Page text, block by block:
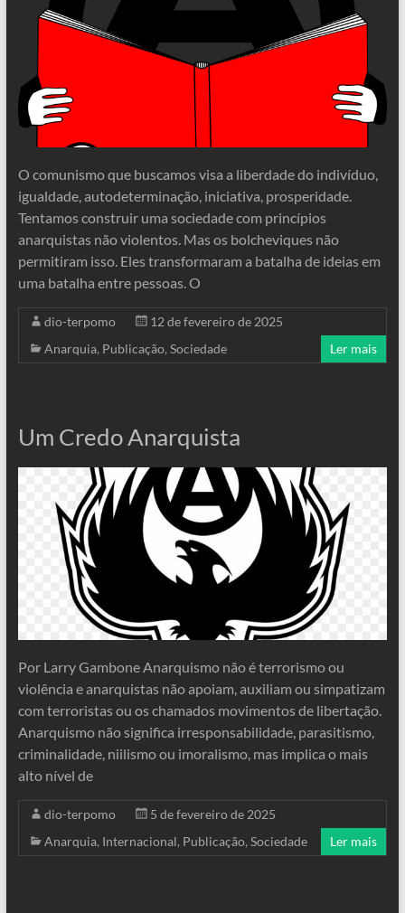
O comunismo que buscamos visa a liberdade do indivíduo,
igualdade, autodeterminação, iniciativa, prosperidade.
Tentamos construir uma sociedade com princípios
anarquistas não violentos. Mas os bolcheviques não
permitiram isso. Eles transformaram a batalha de ideias em
uma batalha entre pessoas. O
dio-terpomo
12 de fevereiro de 2025
Anarquia, Publicação, Sociedade Ler mais
Um Credo Anarquista
Por Larry Gambone Anarquismo não é terrorismo ou
violência e anarquistas não apoiam, auxiliam ou simpatizam
com terroristas ou os chamados movimentos de libertação.
Anarquismo não significa irresponsabilidade, parasitismo,
criminalidade, niilismo ou imoralismo, mas implica o mais
alto nível de
dio-terpomo
5 de fevereiro de 2025
Anarquia, Internacional, Publicação, Sociedade Ler mais